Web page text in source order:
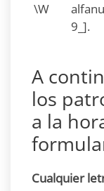
\W
9_].
A
los
a la
Cualquier